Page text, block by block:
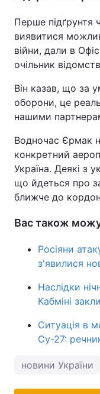
Перше підґрунтя
виявитися
війни, дали в
очільник
Він казав, що за
оборони, це
нашими
Водночас Єрмак
конкретний
Україна. Деякі з
що йдеться про
ближче до
Вас також
Росіяни
з'явилися
Наслідки
Кабміні
Ситуація в
Су-27:
новини України